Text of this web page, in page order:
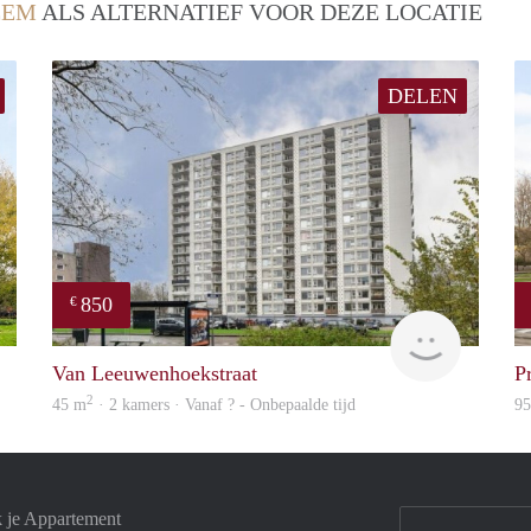
ALS ALTERNATIEF VOOR DEZE LOCATIE
Woning
DELEN
€ 850
finder
Van Leeuwenhoekstraat
45 m2 · 2 kamers · Vanaf ? - Onbepaalde tijd
Appartement